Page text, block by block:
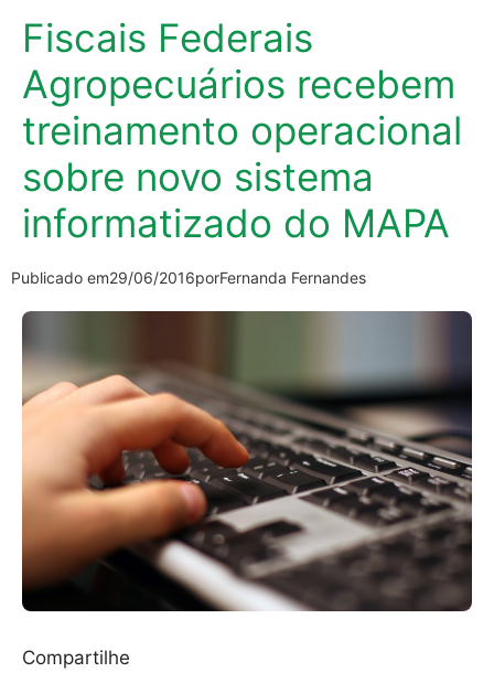
Fiscais Federais
Agropecuários recebem
treinamento operacional
sobre novo sistema
informatizado do MAPA
Publicado em29/06/2016porFernanda Fernandes
Compartilhe